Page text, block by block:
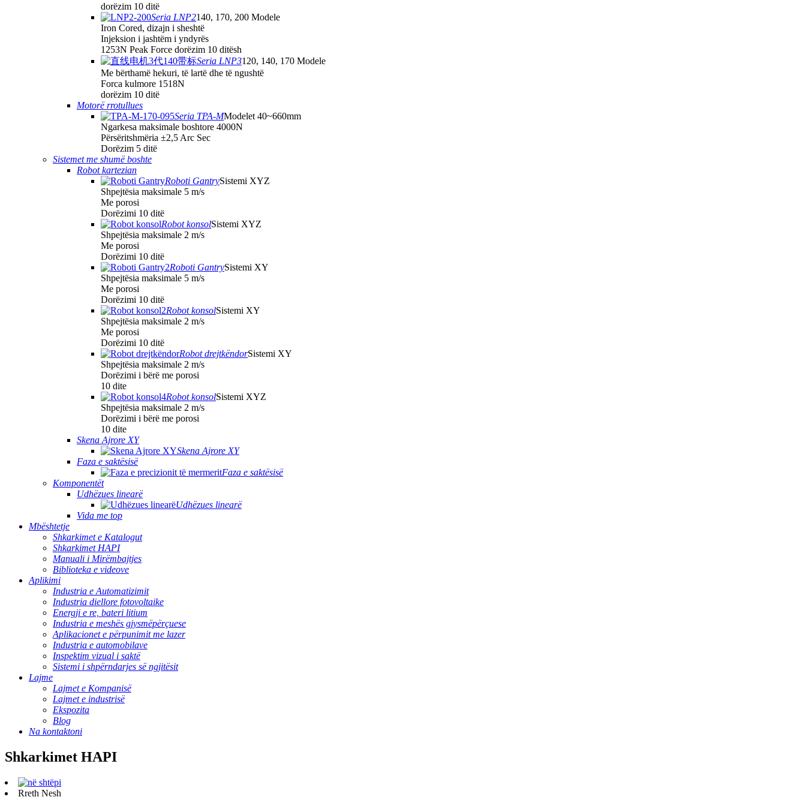
dorëzim 10 ditë
Seria LNP2140, 170, 200 Modele
Iron Cored, dizajn i sheshtë
Injeksion i jashtëm i yndyrës
1253N Peak Force dorëzim 10 ditësh
Seria LNP3120, 140, 170 Modele
Me bërthamë hekuri, të lartë dhe të ngushtë
Forca kulmore 1518N
dorëzim 10 ditë
Motorë rrotullues
Seria TPA-MModelet 40~660mm
Ngarkesa maksimale boshtore 4000N
Përsëritshmëria ±2,5 Arc Sec
Dorëzim 5 ditë
Sistemet me shumë boshte
Robot kartezian
Roboti GantrySistemi XYZ
Shpejtësia maksimale 5 m/s
Me porosi
Dorëzimi 10 ditë
Robot konsolSistemi XYZ
Shpejtësia maksimale 2 m/s
Me porosi
Dorëzimi 10 ditë
Roboti GantrySistemi XY
Shpejtësia maksimale 5 m/s
Me porosi
Dorëzimi 10 ditë
Robot konsolSistemi XY
Shpejtësia maksimale 2 m/s
Me porosi
Dorëzimi 10 ditë
Robot drejtkëndorSistemi XY
Shpejtësia maksimale 2 m/s
Dorëzimi i bërë me porosi
10 dite
Robot konsolSistemi XYZ
Shpejtësia maksimale 2 m/s
Dorëzimi i bërë me porosi
10 dite
Skena Ajrore XY
Skena Ajrore XY
Faza e saktësisë
Faza e saktësisë
Komponentët
Udhëzues linearë
Udhëzues linearë
Vida me top
Mbështetje
Shkarkimet e Katalogut
Shkarkimet HAPI
Manuali i Mirëmbajtjes
Biblioteka e videove
Aplikimi
Industria e Automatizimit
Industria diellore fotovoltaike
Energji e re, bateri litium
Industria e meshës gjysmëpërçuese
Aplikacionet e përpunimit me lazer
Industria e automobilave
Inspektim vizual i saktë
Sistemi i shpërndarjes së ngjitësit
Lajme
Lajmet e Kompanisë
Lajmet e industrisë
Ekspozita
Blog
Na kontaktoni
Shkarkimet HAPI
Rreth Nesh